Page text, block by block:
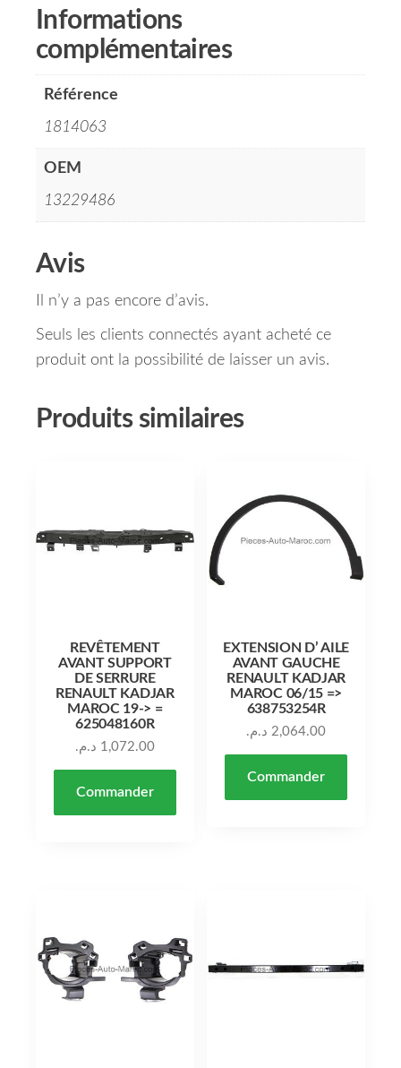
Informations
complémentaires
Référence
1814063
OEM
13229486
Avis
Il n’y a pas encore d’avis.
Seuls les clients connectés ayant acheté ce
produit ont la possibilité de laisser un avis.
Produits similaires
REVÊTEMENT
AVANT SUPPORT
DE SERRURE
RENAULT KADJAR
MAROC 19-> =
625048160R
1,072.00 د.م.
Commander
EXTENSION D’ AILE
AVANT GAUCHE
RENAULT KADJAR
MAROC 06/15 =>
638753254R
2,064.00 د.م.
Commander